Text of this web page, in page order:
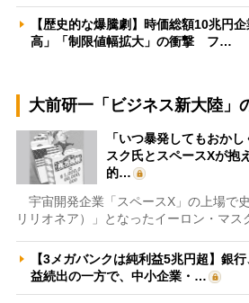
【歴史的な爆騰劇】時価総額10兆円
高」「制限値幅拡大」の衝撃 フ…
大前研一「ビジネス新大陸」
「いつ暴発してもおか
スク氏とスペースXが抱
的…
宇宙開発企業「スペースX」の上場で
リリオネア）」となったイーロン・マス
【3メガバンクは純利益5兆円超】銀
益続出の一方で、中小企業・…